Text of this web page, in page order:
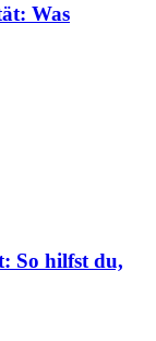
Was
So hilfst du,